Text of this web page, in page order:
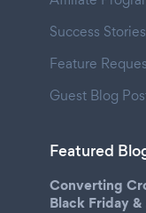
Success Stories
Feature
Guest Blog
Featured
Converting
Black Friday